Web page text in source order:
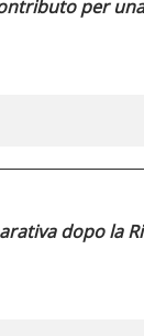
per
dopo la